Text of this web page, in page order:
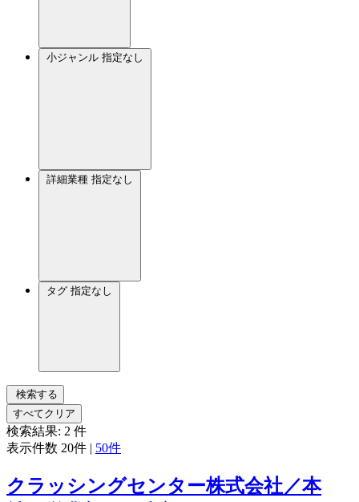
小ジャンル 指定なし
詳細業種 指定なし
タグ 指定なし
検索する
すべてクリア
検索結果: 2 件
表示件数 20件 | 50件
クラッシングセンター株式会社／本